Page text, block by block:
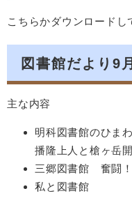
こちらかダウンロードし
図書館だより9
主な内容
明科図書館のひま
播隆上人と槍ヶ岳
三郷図書館 奮闘！
私と図書館